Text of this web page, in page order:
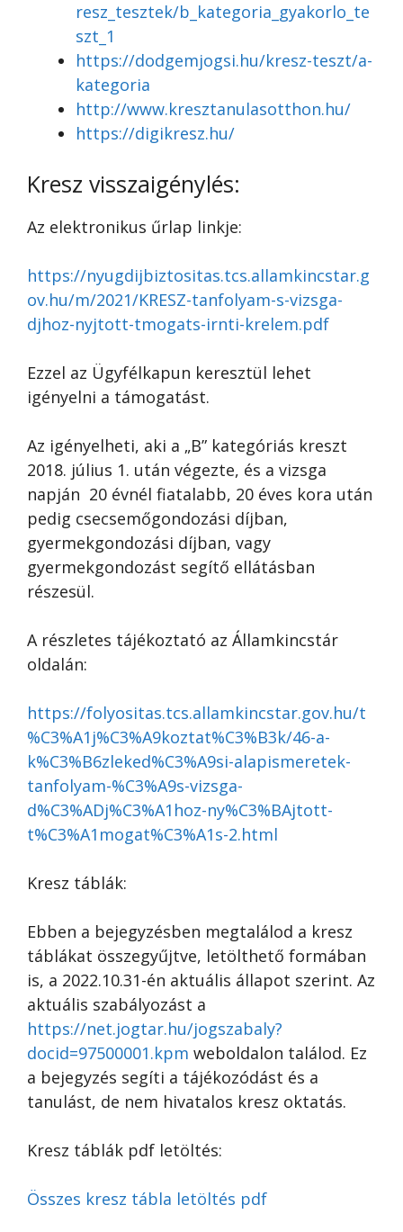
resz_tesztek/b_kategoria_gyakorlo_te
szt_1
https://dodgemjogsi.hu/kresz-teszt/a-
kategoria
http://www.kresztanulasotthon.hu/
https://digikresz.hu/
Kresz visszaigénylés:
Az elektronikus űrlap linkje:
https://nyugdijbiztositas.tcs.allamkincstar.g
ov.hu/m/2021/KRESZ-tanfolyam-s-vizsga-
djhoz-nyjtott-tmogats-irnti-krelem.pdf
Ezzel az Ügyfélkapun keresztül lehet
igényelni a támogatást.
Az igényelheti, aki a „B” kategóriás kreszt
2018. július 1. után végezte, és a vizsga
napján 20 évnél fiatalabb, 20 éves kora után
pedig csecsemőgondozási díjban,
gyermekgondozási díjban, vagy
gyermekgondozást segítő ellátásban
részesül.
A részletes tájékoztató az Államkincstár
oldalán:
https://folyositas.tcs.allamkincstar.gov.hu/t
%C3%A1j%C3%A9koztat%C3%B3k/46-a-
k%C3%B6zleked%C3%A9si-alapismeretek-
tanfolyam-%C3%A9s-vizsga-
d%C3%ADj%C3%A1hoz-ny%C3%BAjtott-
t%C3%A1mogat%C3%A1s-2.html
Kresz táblák:
Ebben a bejegyzésben megtalálod a kresz
táblákat összegyűjtve, letölthető formában
is, a 2022.10.31-én aktuális állapot szerint. Az
aktuális szabályozást a
https://net.jogtar.hu/jogszabaly?
docid=97500001.kpm weboldalon találod. Ez
a bejegyzés segíti a tájékozódást és a
tanulást, de nem hivatalos kresz oktatás.
Kresz táblák pdf letöltés:
Összes kresz tábla letöltés pdf